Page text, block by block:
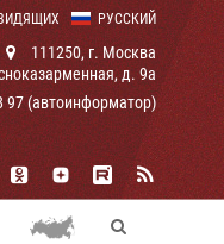
РУССКИЙ
111250, г. Москва
д. 9а
97 (автоинформатор)